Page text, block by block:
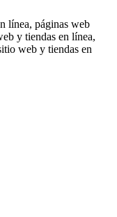
línea, páginas web
y tiendas en línea,
web y tiendas en